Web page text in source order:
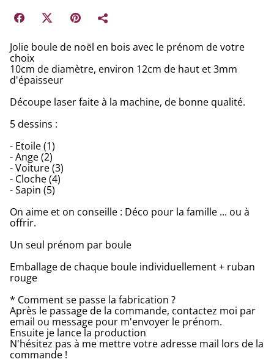
Jolie boule de noël en bois avec le prénom de votre
choix
10cm de diamètre, environ 12cm de haut et 3mm
d'épaisseur
Découpe laser faite à la machine, de bonne qualité.
5 dessins :
- Etoile (1)
- Ange (2)
- Voiture (3)
- Cloche (4)
- Sapin (5)
On aime et on conseille : Déco pour la famille ... ou à
offrir.
Un seul prénom par boule
Emballage de chaque boule individuellement + ruban
rouge
* Comment se passe la fabrication ?
Après le passage de la commande, contactez moi par
email ou message pour m'envoyer le prénom.
Ensuite je lance la production
N'hésitez pas à me mettre votre adresse mail lors de la
commande !